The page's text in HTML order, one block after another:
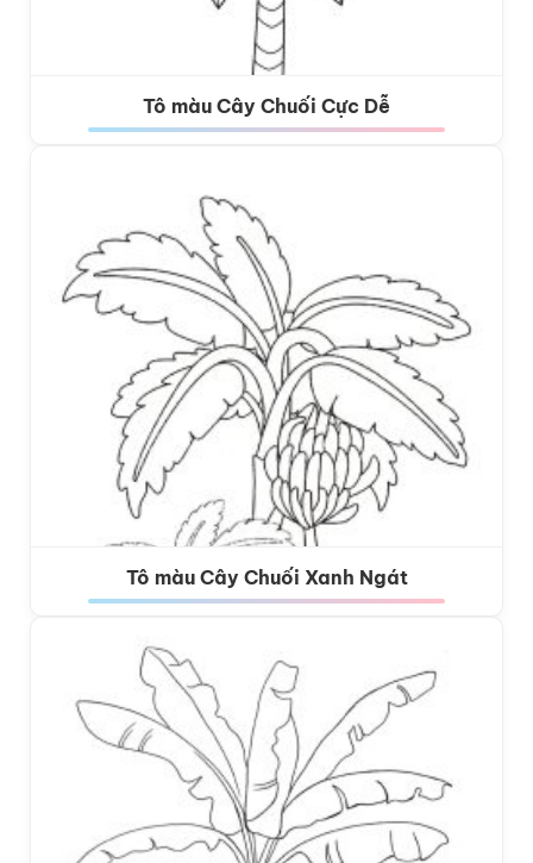
Tô màu Cây Chuối Cực Dễ
Tô màu Cây Chuối Xanh Ngát